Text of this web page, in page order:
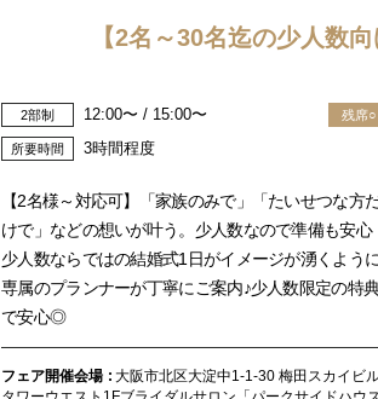
【2名～30名迄の少人数
2部制 12:00〜 / 15:00〜
所要時間 3時間程度
残席○
【2名様～対応可】「家族のみで」「たいせつな方
けで」などの想いが叶う。少人数なので準備も安心
少人数ならではの結婚式1日がイメージが湧くように
専属のプランナーが丁寧にご案内♪少人数限定の特
で安心◎
フェア開催会場
大阪市北区大淀中1-1-30 梅田スカイビ